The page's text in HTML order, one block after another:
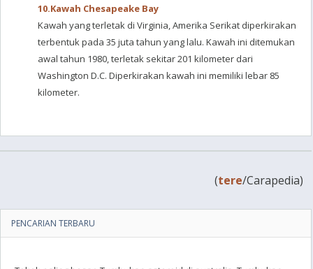
10.Kawah Chesapeake Bay
Kawah yang terletak di Virginia, Amerika Serikat diperkirakan
terbentuk pada 35 juta tahun yang lalu. Kawah ini ditemukan
awal tahun 1980, terletak sekitar 201 kilometer dari
Washington D.C. Diperkirakan kawah ini memiliki lebar 85
kilometer.
(tere/Carapedia)
PENCARIAN TERBARU